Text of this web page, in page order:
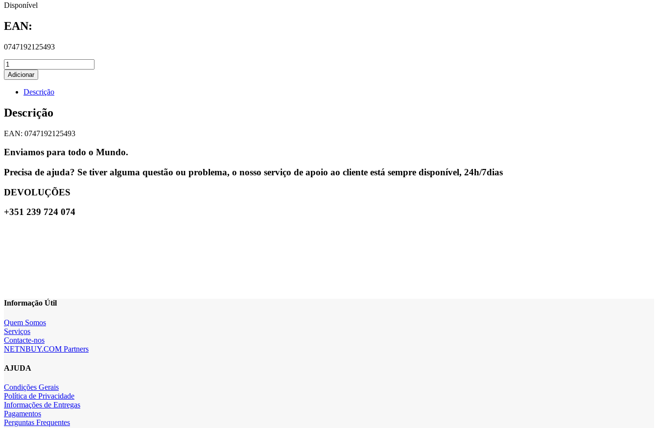
Disponível
EAN:
0747192125493
Adicionar
Descrição
Descrição
EAN: 0747192125493
Enviamos para todo o Mundo.
Precisa de ajuda? Se tiver alguma questão ou problema, o nosso serviço de apoio ao cliente está sempre disponível, 24h/7dias
DEVOLUÇÕES
+351 239 724 074
Informação Útil
Quem Somos
Serviços
Contacte-nos
NETNBUY.COM Partners
AJUDA
Condições Gerais
Política de Privacidade
Informações de Entregas
Pagamentos
Perguntas Frequentes